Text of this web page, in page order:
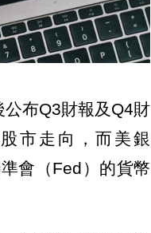
公布Q3財報及Q4財
市走向，而美銀
會（Fed）的貨幣